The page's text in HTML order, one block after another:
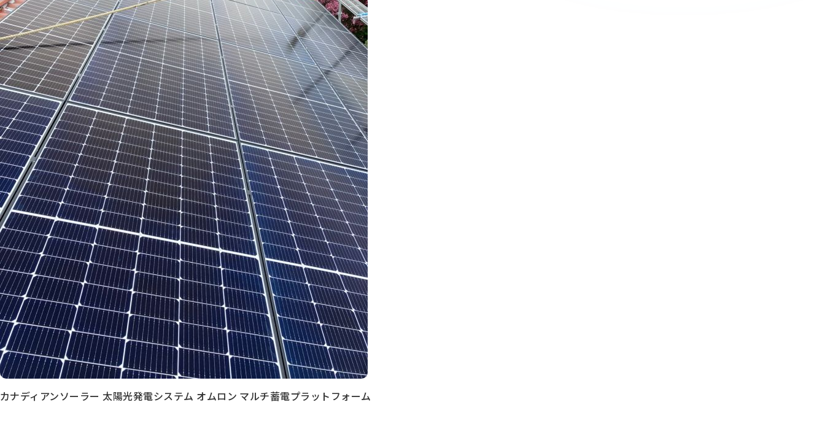
カナディアンソーラー 太陽光発電システム オムロン マルチ蓄電プラットフォーム